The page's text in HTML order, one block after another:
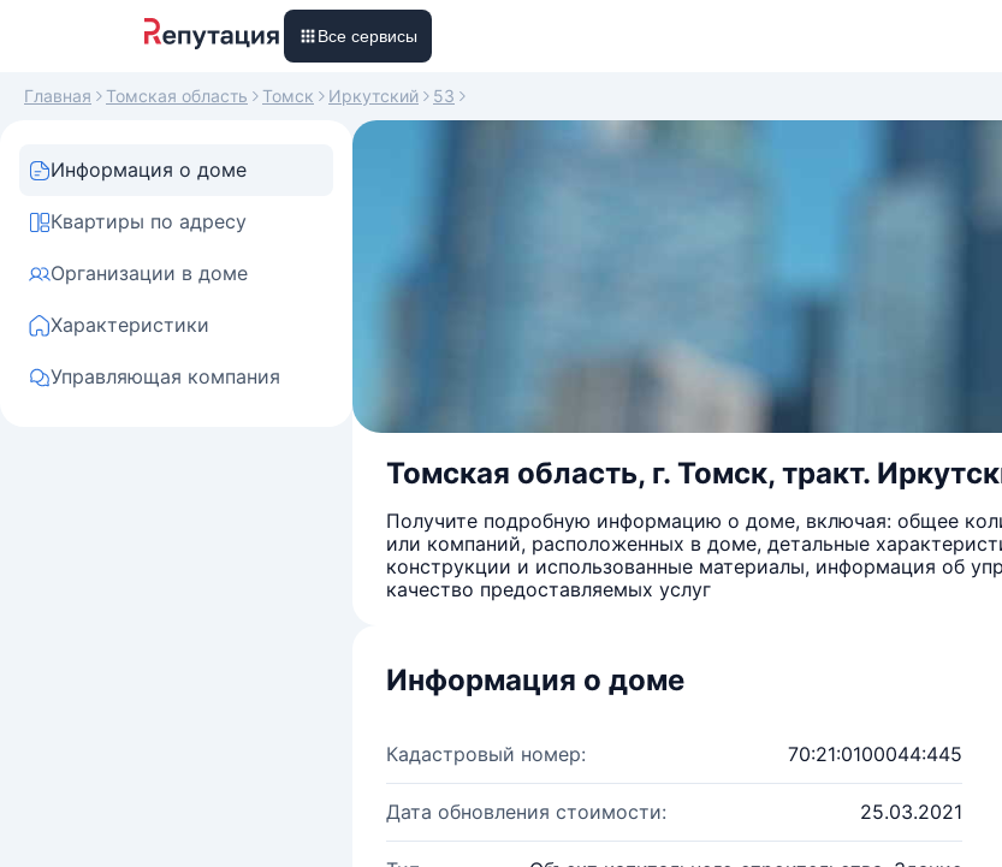
Все сервисы
Главная Томская область Томск Иркутский 53
Информация о доме
Квартиры по адресу
Организации в доме
Характеристики
Управляющая компания
Томская область, г. Томск, тракт.
Получите подробную информацию о доме, включая: общее
или компаний, расположенных в доме, детальные
конструкции и использованные материалы, информация об
качество предоставляемых услуг
Информация о доме
Кадастровый номер: 70:21:0100044:445
Дата обновления стоимости: 25.03.2021